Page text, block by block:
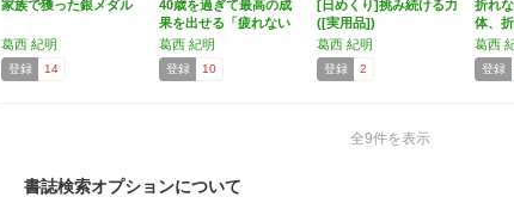
家族で獲った銀メダル
葛西 紀明
登録 14
40歳を過ぎて最高の成
果を出せる「疲れない
体…
葛西 紀明
登録 10
[日めくり]挑み続ける力
([実用品])
葛西 紀明
登録 2
折れ
体、
ピ…
葛西
登録
全9件を表示
書誌検索オプションについて